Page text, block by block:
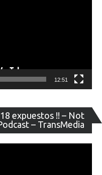
12:51
expuestos !! – Not
– TransMedia
de